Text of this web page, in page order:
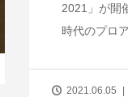
2021」が開
時代のプロ
2021.06.05